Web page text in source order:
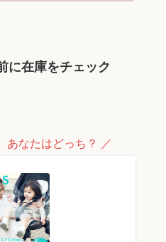
に在庫をチェック
あなたはどっち？ ／